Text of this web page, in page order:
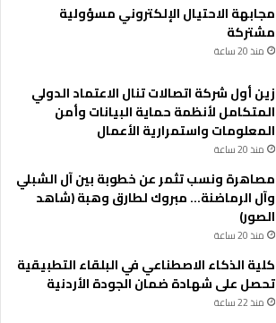
مجابهة الاحتيال الإلكتروني مسؤولية
مشتركة
منذ 20 ساعة
زين أول شركة اتصالات تنال الاعتماد الدولي
المتكامل لأنظمة حماية البيانات وأمن
المعلومات واستمرارية الأعمال
منذ 20 ساعة
مصاهرة ونسب تثمر عن خطوبة بين آل الشبلي
وآل الرماضنة… مبروك لطارق وهبة (شاهد
الصور)
منذ 20 ساعة
كلية الذكاء الاصطناعي في البلقاء التطبيقية
تحصل على شهادة ضمان الجودة الأردنية
منذ 22 ساعة